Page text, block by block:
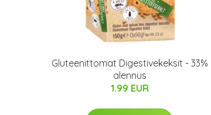
Gluteenittomat Digestivekeksit - 33%
alennus
1.99 EUR